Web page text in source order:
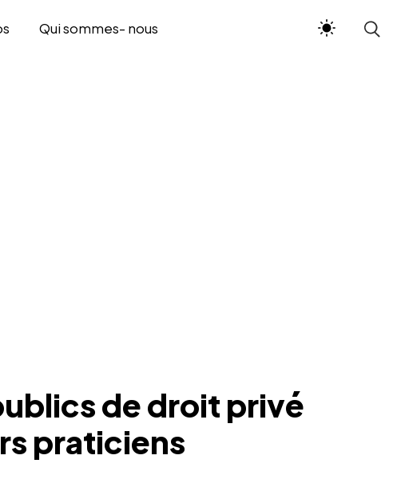
Qui sommes- nous
de droit privé
praticiens